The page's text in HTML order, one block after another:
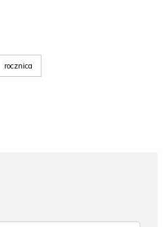
rocznica